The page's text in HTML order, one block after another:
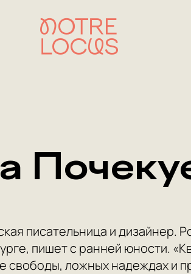
писательница и дизайнер.
пишет с ранней юности.
свободы, ложных надеждах и